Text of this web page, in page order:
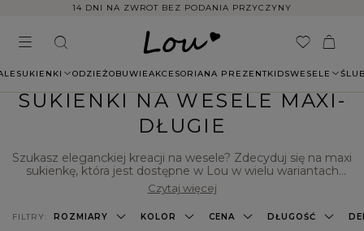
14 DNI NA ZWROT BEZ PODANIA PRZYCZYNY
SUKIENKI ODZIEŻOBUWIEAKCESORIANA PREZENTKIDSWESELE
SUKIENKI NA WESELE MAXI-
DŁUGIE
Szukasz eleganckiej kreacji na wesele? Zdecyduj się na maxi
sukienkę, która jest dostępne w Lou w wielu wariantach
kolorystycznych. Oferujemy modele z efektownymi
wycięciami, dzięki którym wyeksponujesz nogę.
Przygotowaliśmy kreacje urozmaicone paskiem, koronką
czy haftem, więc wybór jest ogromny. Sprawdź, jakie
Czytaj więcej
FILTRY: ROZMIARY KOLOR CENA DŁUGOŚĆ